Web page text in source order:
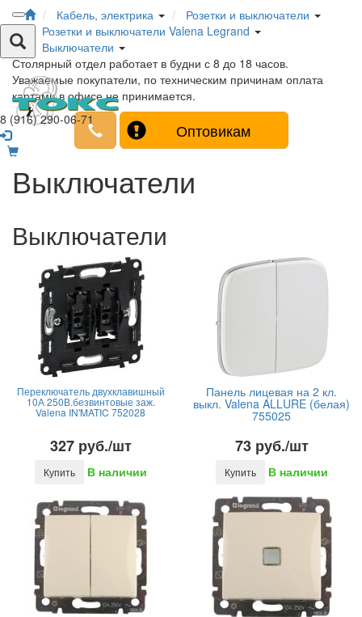
8 (916) 290-06-71
Кабель, электрика
Розетки и выключатели
Розетки и выключатели Valena Legrand
Выключатели
Столярный отдел работает в будни с 8 до 18 часов.
Уважаемые покупатели, по техническим причинам оплата
картами в офисе не принимается.
Оптовикам
Выключатели
Выключатели
Переключатель двухклавишный
10А 250В.безвинтовые заж.
Valena IN'MATIC 752028
327 руб./шт
Купить В наличии
Панель лицевая на 2 кл.
выкл. Valena ALLURE (белая)
755025
73 руб./шт
Купить В наличии